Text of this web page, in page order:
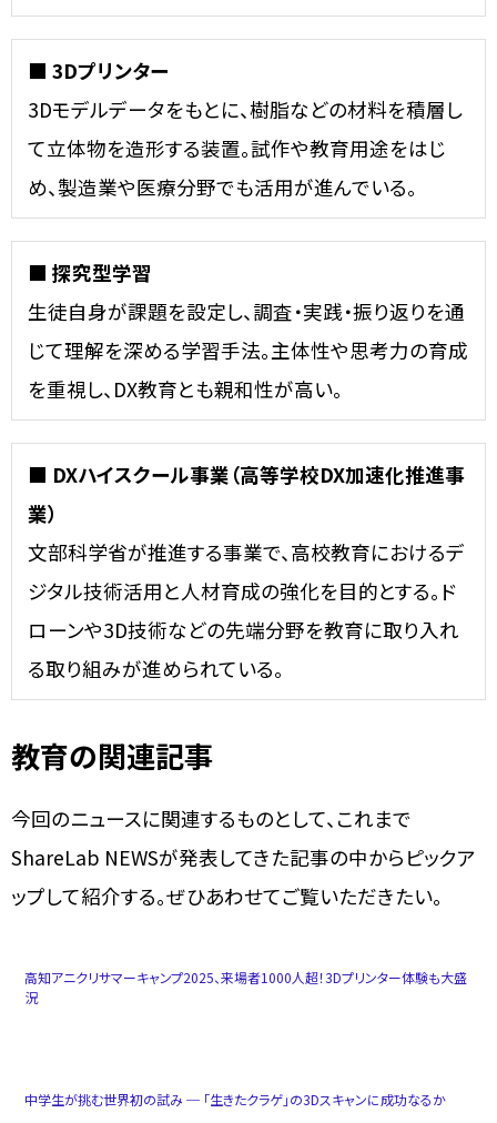
■ 3Dプリンター
3Dモデルデータをもとに、樹脂などの材料を積層し
て立体物を造形する装置。試作や教育用途をはじ
め、製造業や医療分野でも活用が進んでいる。
■ 探究型学習
生徒自身が課題を設定し、調査・実践・振り返りを通
じて理解を深める学習手法。主体性や思考力の育成
を重視し、DX教育とも親和性が高い。
■ DXハイスクール事業（高等学校DX加速化推進事
業）
文部科学省が推進する事業で、高校教育におけるデ
ジタル技術活用と人材育成の強化を目的とする。ド
ローンや3D技術などの先端分野を教育に取り入れ
る取り組みが進められている。
教育の関連記事
今回のニュースに関連するものとして、これまで
ShareLab NEWSが発表してきた記事の中からピックア
ップして紹介する。ぜひあわせてご覧いただきたい。
高知アニクリサマーキャンプ2025、来場者1000人超！3Dプリンター体験も大盛
況
中学生が挑む世界初の試み ─ 「生きたクラゲ」の3Dスキャンに成功なるか